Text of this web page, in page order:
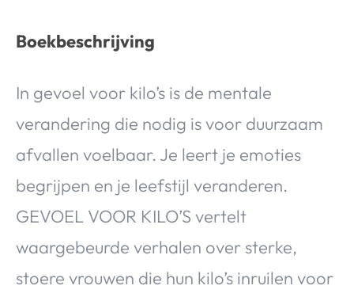
Boekbeschrijving
In gevoel voor kilo’s is de mentale
verandering die nodig is voor duurzaam
afvallen voelbaar. Je leert je emoties
begrijpen en je leefstijl veranderen.
GEVOEL VOOR KILO’S vertelt
waargebeurde verhalen over sterke,
stoere vrouwen die hun kilo’s inruilen voor